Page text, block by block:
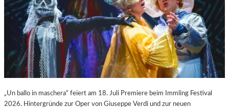
„Un ballo in maschera“ feiert am 18. Juli Premiere beim Immling Festival
2026. Hintergründe zur Oper von Giuseppe Verdi und zur neuen